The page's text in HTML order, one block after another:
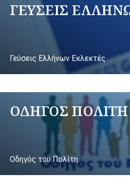
ΓΕΥΣΕΙΣ
Γεύσεις Ελλήνων Εκλεκτές
ΟΔΗΓΟΣ ΠΟΛΙΤΗ
Οδηγός του Πολίτη